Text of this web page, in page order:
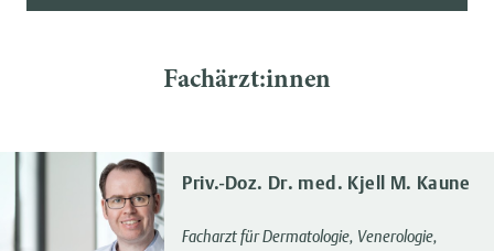
Fachärzt:innen
Priv.-Doz. Dr. med. Kjell M. Kaune
Facharzt für Dermatologie, Venerologie,